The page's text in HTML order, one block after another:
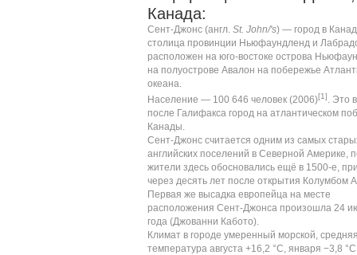
Канада:
Сент-Джонс (англ. St. John/'s) — город в
столица провинции Ньюфаундленд и
расположен на юго-востоке острова
на полуострове Авалон на побережье
океана.
Население — 100 646 человек (2006)[1]. Это
после Галифакса город на атлантическом
Канады.
Сент-Джонс считается одним из самых
английских поселений в Северной Америке,
жители здесь обосновались ещё в 1500-е,
через десять лет после открытия Колумбом
Первая же высадка европейца на месте
расположения Сент-Джонса произошла 24
года (Джованни Кабото).
Климат в городе умеренный морской,
температура августа +16,2 °C, января −3,8